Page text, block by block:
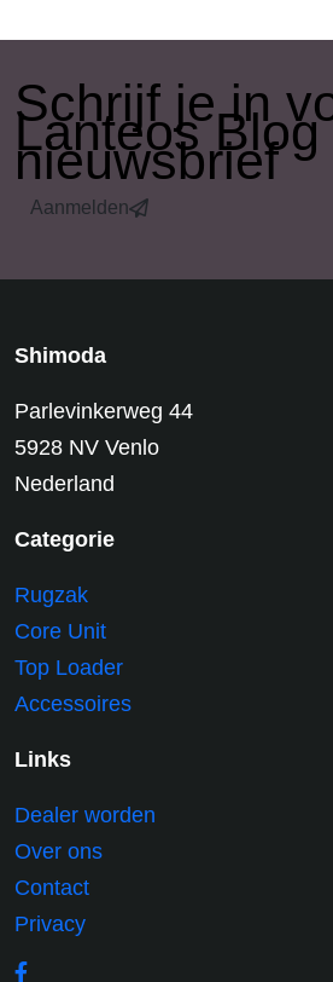
​Schrijf je in
Lanteos Blog
nieuwsbrief
Aanmelden
Shimoda
Parlevinkerweg 44
5928 NV Venlo
Nederland
Categorie
Rugzak
Core Unit
Top Loader
Accessoires
Links
Dealer worden
Over ons
Contact
Privacy